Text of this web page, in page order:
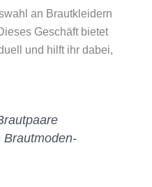
an Brautkleidern
Geschäft bietet
und hilft ihr dabei,
Brautmoden-